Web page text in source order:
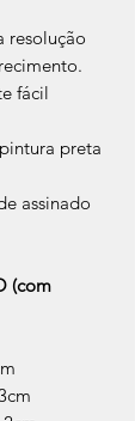
resolução
fácil
preta
assinado
(com